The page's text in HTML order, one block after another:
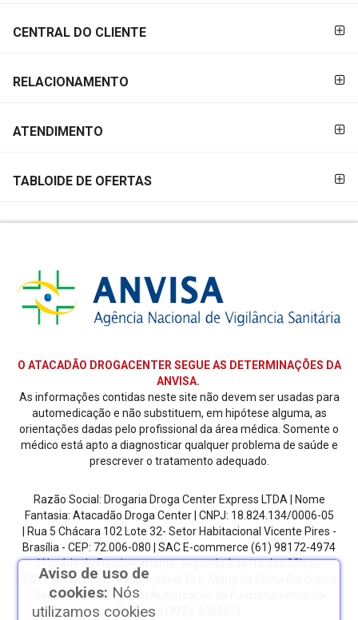
CENTRAL DO CLIENTE
RELACIONAMENTO
ATENDIMENTO
TABLOIDE DE OFERTAS
O ATACADÃO DROGACENTER SEGUE AS DETERMINAÇÕES DA
ANVISA.
As informações contidas neste site não devem ser usadas para
automedicação e não substituem, em hipótese alguma, as
orientações dadas pelo profissional da área médica. Somente o
médico está apto a diagnosticar qualquer problema de saúde e
prescrever o tratamento adequado.
Razão Social: Drogaria Droga Center Express LTDA | Nome
Fantasia: Atacadão Droga Center | CNPJ: 18.824.134/0006-05
| Rua 5 Chácara 102 Lote 32- Setor Habitacional Vicente Pires -
Brasília - CEP: 72.006-080
| SAC E-commerce (61) 98172-4974
| Horário de Funcionamento: segunda à sexta das 08h as
17h.Farmacêutico Responsável: Dra. Maria da Glória Cardoso e
Sousa | CRF/DF: 4612 | Autorização de Funcionamento da
Empresa (AFE): 69606-3
Aviso de uso de
cookies: Nós
utilizamos cookies